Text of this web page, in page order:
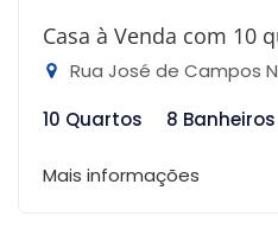
Casa à Venda com 10
Rua José de Campos
10 Quartos
8 Banheiros
Mais informações